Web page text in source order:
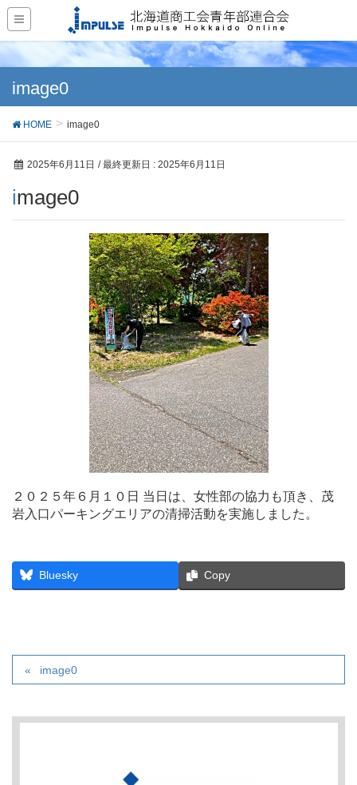
image0
HOME image0
2025年6月11日 / 最終更新日 : 2025年6月11日
image0
２０２５年６月１０日 当日は、女性部の協力も頂き、茂
岩入口パーキングエリアの清掃活動を実施しました。
Bluesky Copy
image0